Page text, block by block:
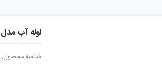
لوله آب مدل P-20-2
شناسه محصول: